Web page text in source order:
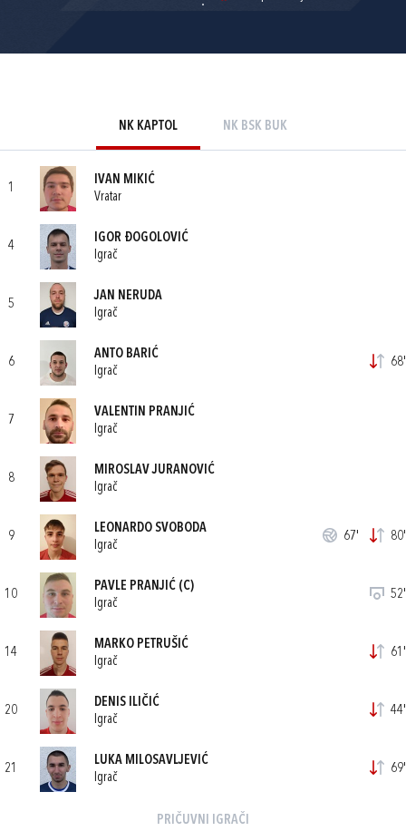
NK KAPTOL NK BSK BUK
1
IVAN MIKIĆ
Vratar
4
IGOR ĐOGOLOVIĆ
Igrač
5
JAN NERUDA
Igrač
6
ANTO BARIĆ
Igrač
68'
7
VALENTIN PRANJIĆ
Igrač
8
MIROSLAV JURANOVIĆ
Igrač
9
LEONARDO SVOBODA
Igrač
67' 80'
10
PAVLE PRANJIĆ (C)
Igrač
52'
14
MARKO PETRUŠIĆ
Igrač
61'
20
DENIS ILIČIĆ
Igrač
44'
21
LUKA MILOSAVLJEVIĆ
Igrač
69'
PRIČUVNI IGRAČI